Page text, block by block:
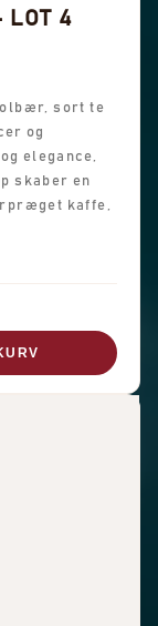
LOT 4
sort te
og
elegance,
skaber en
kaffe,